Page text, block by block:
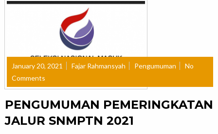
January 20, 2021 Fajar Rahmansyah Pengumuman
No
Comments
PENGUMUMAN PEMERINGKATAN
JALUR SNMPTN 2021